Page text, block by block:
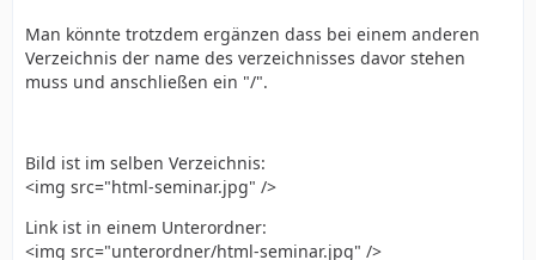
Man könnte trotzdem ergänzen dass bei einem anderen
Verzeichnis der name des verzeichnisses davor stehen
muss und anschließen ein "/".
Bild ist im selben Verzeichnis:
<img src="html-seminar.jpg" />
Link ist in einem Unterordner:
<img src="unterordner/html-seminar.jpg" />